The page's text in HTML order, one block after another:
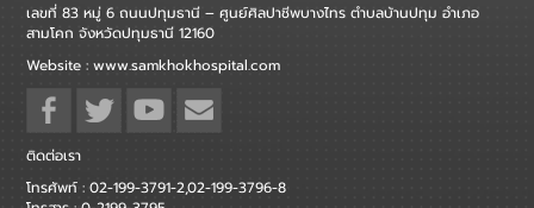
เลขที่ 83 หมู่ 6 ถนนปทุมธานี – ศูนย์ศิลปาชีพบางไทร ตำบลบ้านปทุม อำเภอ
สามโคก จังหวัดปทุมธานี 12160
Website : www.samkhokhospital.com
ติดต่อเรา
โทรศัพท์ : 02-199-3791-2,02-199-3796-8